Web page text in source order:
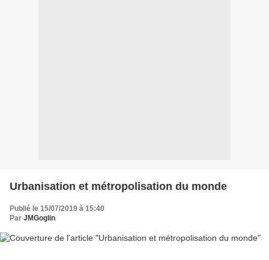
Urbanisation et métropolisation du monde
Publié le 15/07/2019 à 15:40
Par JMGoglin